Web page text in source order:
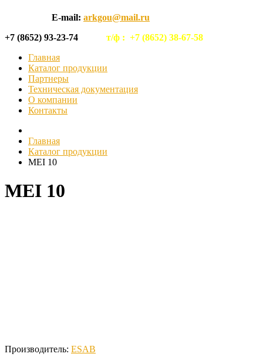
E-mail: arkgou@mail.ru
+7 (8652) 93-23-74 т/ф : +7 (8652) 38-67-58
Главная
Каталог продукции
Партнеры
Техническая документация
О компании
Контакты
Главная
Каталог продукции
MEI 10
MEI 10
Производитель: ESAB